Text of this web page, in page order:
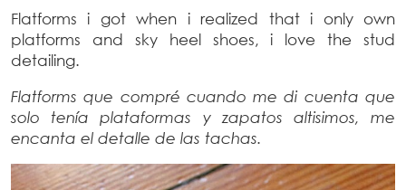
Flatforms i got when i realized that i only own
platforms and sky heel shoes, i love the stud
detailing.
Flatforms que compré cuando me di cuenta que
solo tenía plataformas y zapatos altisimos, me
encanta el detalle de las tachas.